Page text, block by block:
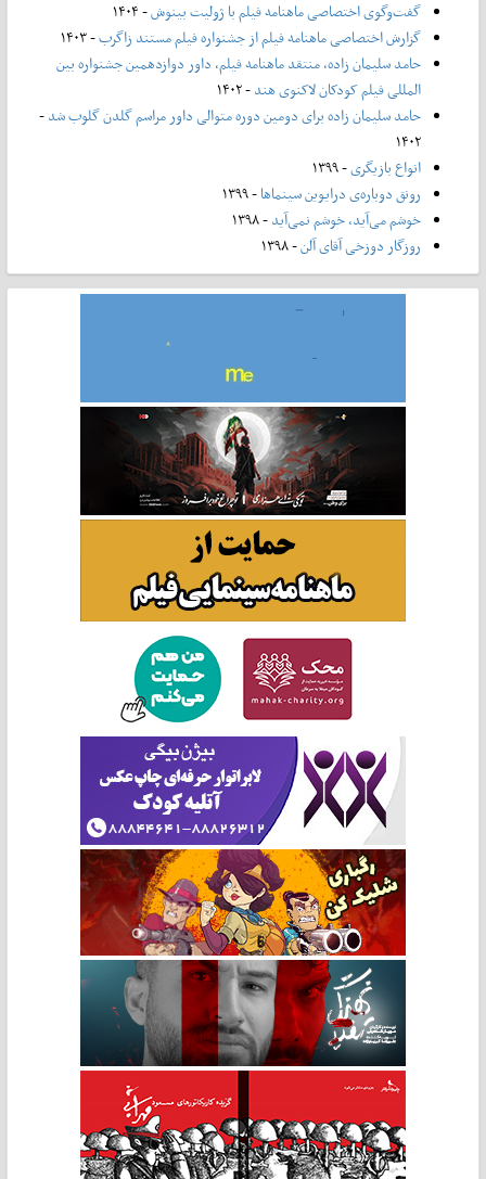
گفت‌وگوی اختصاصی ماهنامه فیلم با ژولیت بینوش- ۱۴۰۴
گزارش اختصاصی ماهنامه فیلم از جشنواره فیلم مستند زاگرب- ۱۴۰۳
حامد سلیمان زاده، منتقد ماهنامه فیلم، داور دوازدهمین جشنواره بین
المللی فیلم کودکان لاکنوی هند- ۱۴۰۲
حامد سلیمان زاده برای دومین دوره متوالی داور مراسم گلدن گلوب شد-
۱۴۰۲
انواع بازیگری- ۱۳۹۹
رونق دوباره‌ی درایوین سینماها- ۱۳۹۹
خوشم می‌آید، خوشم نمی‌آید- ۱۳۹۸
روزگار دوزخی آقای آلن- ۱۳۹۸